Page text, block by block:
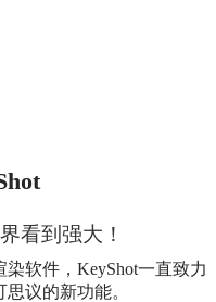
看到强大！
软件，KeyShot一直致力
议的新功能。